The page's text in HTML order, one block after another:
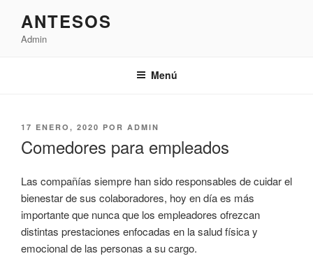
contenido
ANTESOS
Admin
Menú
PUBLICADO
17 ENERO, 2020 POR ADMIN
Comedores para empleados
Las compañías siempre han sido responsables de cuidar el
bienestar de sus colaboradores, hoy en día es más
importante que nunca que los empleadores ofrezcan
distintas prestaciones enfocadas en la salud física y
emocional de las personas a su cargo.